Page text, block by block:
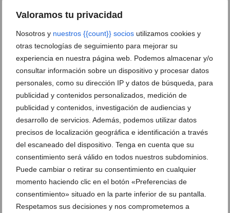
Valoramos tu privacidad
Nosotros y nuestros {{count}} socios utilizamos cookies y
otras tecnologías de seguimiento para mejorar su
experiencia en nuestra página web. Podemos almacenar y/o
consultar información sobre un dispositivo y procesar datos
personales, como su dirección IP y datos de búsqueda, para
publicidad y contenidos personalizados, medición de
publicidad y contenidos, investigación de audiencias y
desarrollo de servicios. Además, podemos utilizar datos
precisos de localización geográfica e identificación a través
del escaneado del dispositivo. Tenga en cuenta que su
consentimiento será válido en todos nuestros subdominios.
Puede cambiar o retirar su consentimiento en cualquier
momento haciendo clic en el botón «Preferencias de
consentimiento» situado en la parte inferior de su pantalla.
Respetamos sus decisiones y nos comprometemos a
DEJA UN COMENTARIO